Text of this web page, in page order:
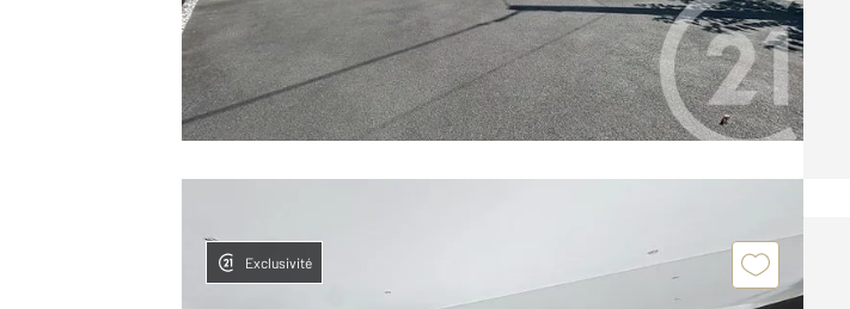
Exclusivité